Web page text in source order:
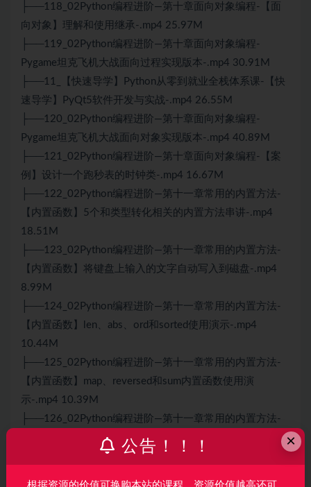
├──118_02Python编程进阶—第十章面向对象编程-【面
向对象】理解和使用继承-.mp4 25.97M
├──119_02Python编程进阶—第十章面向对象编程-
Pygame坦克飞机大战面向过程实现版本-.mp4 30.91M
├──11_【快速导学】Python从零到就业全栈体系课-【快
速导学】PyQt5软件开发与实战-.mp4 26.55M
├──120_02Python编程进阶—第十章面向对象编程-
Pygame坦克飞机大战面向对象实现版本-.mp4 40.89M
├──121_02Python编程进阶—第十章面向对象编程-【案
例】设计一个跑秒表的时钟类-.mp4 16.67M
├──122_02Python编程进阶—第十一章常用的内置方法-
【内置函数】5个和类型转化相关的内置方法串讲-.mp4
18.51M
├──123_02Python编程进阶—第十一章常用的内置方法-
【内置函数】将键盘上输入的文字自动写入到磁盘-.mp4
8.99M
├──124_02Python编程进阶—第十一章常用的内置方法-
【内置函数】len、abs、ord和sorted使用演示-.mp4
10.44M
├──125_02Python编程进阶—第十一章常用的内置方法-
【内置函数】map、reversed和sum内置函数使用演
示-.mp4 10.39M
├──126_02Python编程进阶—第十一章常用的内置方法-
【思考题】使用两种以上方法计算列表平方-.mp4 5.08M
├──127_02Python编程进阶—第十一章常用的内置方法-
×
公告！！！